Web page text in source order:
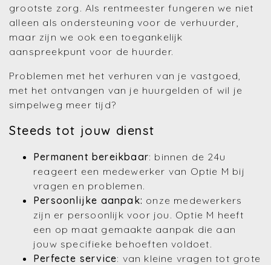
grootste zorg. Als rentmeester fungeren we niet
alleen als ondersteuning voor de verhuurder,
maar zijn we ook een toegankelijk
aanspreekpunt voor de huurder.
Problemen met het verhuren van je vastgoed,
met het ontvangen van je huurgelden of wil je
simpelweg meer tijd?
Steeds tot jouw dienst
Permanent bereikbaar: binnen de 24u
reageert een medewerker van Optie M bij
vragen en problemen.
Persoonlijke aanpak: onze medewerkers
zijn er persoonlijk voor jou. Optie M heeft
een op maat gemaakte aanpak die aan
jouw specifieke behoeften voldoet.
Perfecte service: van kleine vragen tot grote